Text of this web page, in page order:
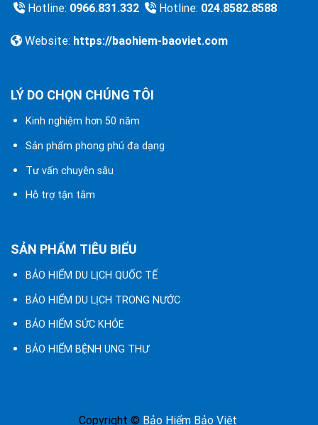
Hotline: 0966.831.332 Hotline: 024.8582.8588
Website: https://baohiem-baoviet.com
LÝ DO CHỌN CHÚNG TÔI
Kinh nghiệm hơn 50 năm
Sản phẩm phong phú đa dạng
Tư vấn chuyên sâu
Hỗ trợ tận tâm
SẢN PHẨM TIÊU BIỂU
BẢO HIỂM DU LỊCH QUỐC TẾ
BẢO HIỂM DU LỊCH TRONG NƯỚC
BẢO HIỂM SỨC KHỎE
BẢO HIỂM BỆNH UNG THƯ
Copyright © Bảo Hiểm Bảo Việt.